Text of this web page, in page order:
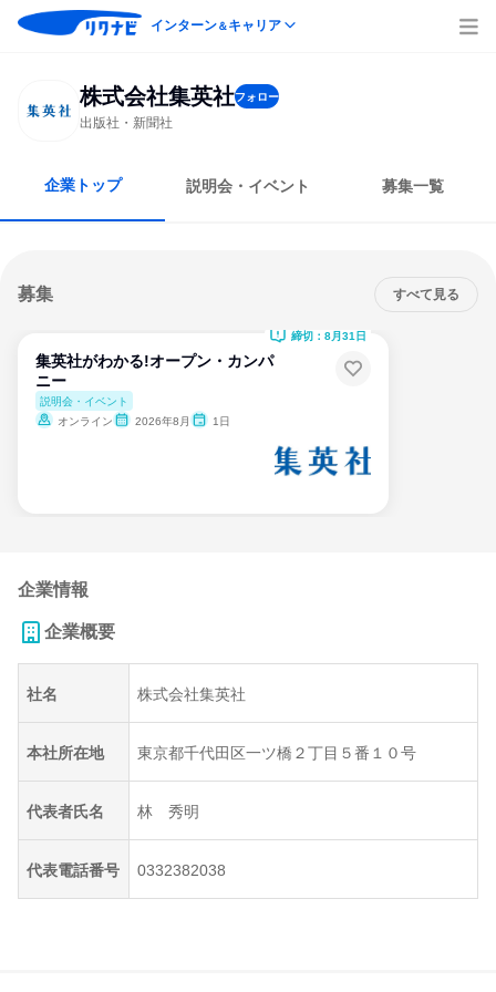
インターン＆キャリア
株式会社集英社フォロー
出版社・新聞社
企業トップ 説明会・イベント 募集一覧
募集 すべて見る
集英社がわかる!オープン・カンパ
ニー
説明会・イベント
オンライン
2026年8月 1日
締切：8月31日
企業情報
企業概要
社名 株式会社集英社
本社所在地 東京都千代田区一ツ橋２丁目５番１０号
代表者氏名 林 秀明
代表電話番号 0332382038